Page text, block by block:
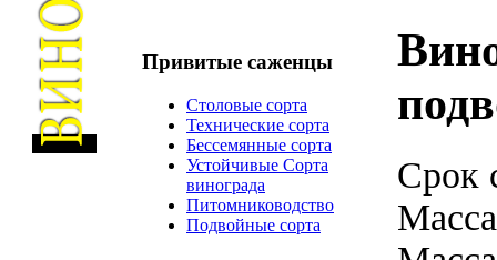
Привитые саженцы
Столовые сорта
Технические сорта
Бессемянные сорта
Устойчивые Сорта
винограда
Питомниководство
Подвойные сорта
Срок